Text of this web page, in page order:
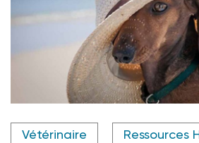
Vétérinaire Ressources